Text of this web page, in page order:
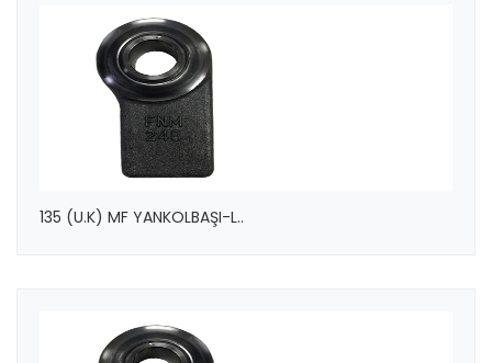
135 (U.K) MF YANKOLBAŞI-L..